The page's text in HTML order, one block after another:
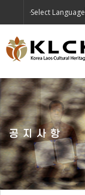
Select Language
공지사항